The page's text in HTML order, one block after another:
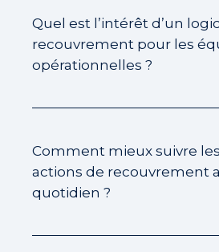
Quel est l’intérêt d’un
recouvrement pour les
opérationnelles ?
Comment mieux suivre les
actions de recouvrement
quotidien ?